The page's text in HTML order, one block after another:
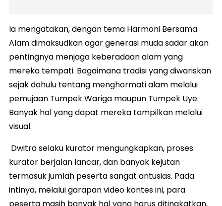
Ia mengatakan, dengan tema Harmoni Bersama
Alam dimaksudkan agar generasi muda sadar akan
pentingnya menjaga keberadaan alam yang
mereka tempati. Bagaimana tradisi yang diwariskan
sejak dahulu tentang menghormati alam melalui
pemujaan Tumpek Wariga maupun Tumpek Uye.
Banyak hal yang dapat mereka tampilkan melalui
visual.
Dwitra selaku kurator mengungkapkan, proses
kurator berjalan lancar, dan banyak kejutan
termasuk jumlah peserta sangat antusias. Pada
intinya, melalui garapan video kontes ini, para